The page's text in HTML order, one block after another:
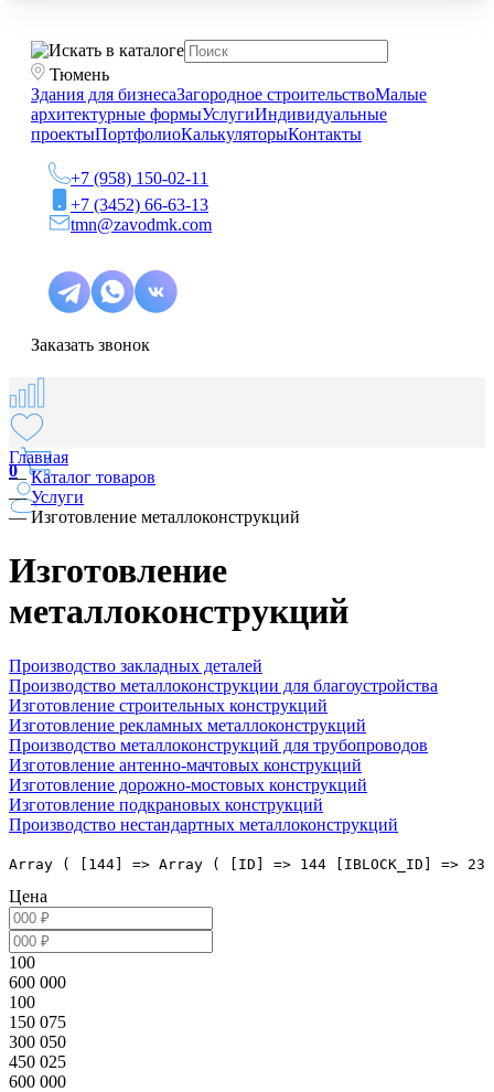
Тюмень
Здания для бизнесаЗагородное строительствоМалые
архитектурные формыУслугиИндивидуальные
проектыПортфолиоКалькуляторыКонтакты
+7 (958) 150-02-11
+7 (3452) 66-63-13
tmn@zavodmk.com
Заказать звонок
0
Главная
—Каталог товаров
—Услуги
—Изготовление металлоконструкций
Изготовление
металлоконструкций
Производство закладных деталей
Производство металлоконструкции для благоустройства
Изготовление строительных конструкций
Изготовление рекламных металлоконструкций
Производство металлоконструкций для трубопроводов
Изготовление антенно-мачтовых конструкций
Изготовление дорожно-мостовых конструкций
Изготовление подкрановых конструкций
Производство нестандартных металлоконструкций
Array ( [144] => Array ( [ID] => 144 [IBLOCK_ID] => 23
Цена
100
600 000
100
150 075
300 050
450 025
600 000